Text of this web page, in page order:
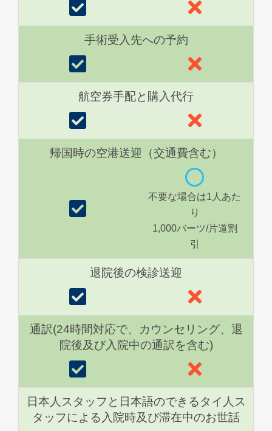
手術受入先への予約
航空券手配と購入代行
帰国時の空港送迎（交通費含む）
不要な場合は1人あた
り
1,000バーツ/片道割
引
退院後の検診送迎
通訳(24時間対応で、カウンセリング、退
院後及び入院中の通訳を含む)
日本人スタッフと日本語のできるタイ人ス
タッフによる入院時及び滞在中のお世話